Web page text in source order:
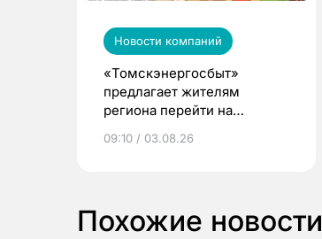
Новости компаний
«Томскэнергосбыт»
предлагает жителям
региона перейти на
выиграть призы
09:10 / 03.08.26
Похожие новости